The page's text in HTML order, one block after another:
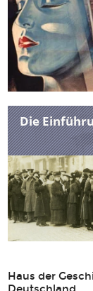
Die
Haus der